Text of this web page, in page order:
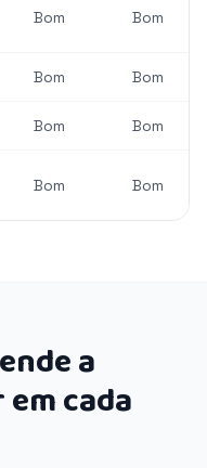
Bom Bom
Bom Bom
Bom Bom
Bom Bom
a
cada